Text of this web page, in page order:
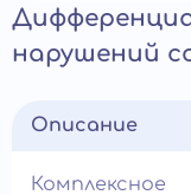
нарушений
Описание
Комплексное